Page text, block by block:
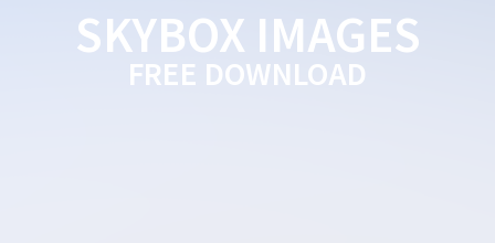
SKYBOX IMAGES
FREE DOWNLOAD